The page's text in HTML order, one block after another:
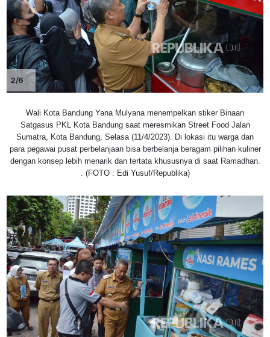
2/6
Wali Kota Bandung Yana Mulyana menempelkan stiker Binaan
Satgasus PKL Kota Bandung saat meresmikan Street Food Jalan
Sumatra, Kota Bandung, Selasa (11/4/2023). Di lokasi itu warga dan
para pegawai pusat perbelanjaan bisa berbelanja beragam pilihan kuliner
dengan konsep lebih menarik dan tertata khususnya di saat Ramadhan.
. (FOTO : Edi Yusuf/Republika)